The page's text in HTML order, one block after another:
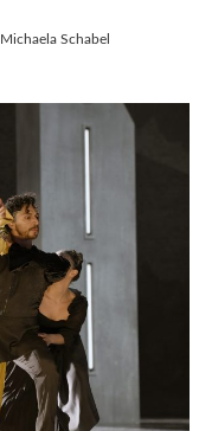
Michaela Schabel